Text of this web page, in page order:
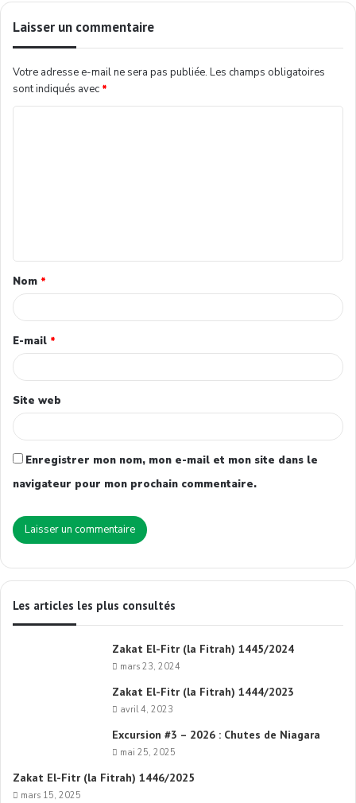
Laisser un commentaire
Votre adresse e-mail ne sera pas publiée. Les champs obligatoires
sont indiqués avec *
Nom *
E-mail *
Site web
Enregistrer mon nom, mon e-mail et mon site dans le
navigateur pour mon prochain commentaire.
Les articles les plus consultés
Zakat El-Fitr (la Fitrah) 1445/2024
mars 23, 2024
Zakat El-Fitr (la Fitrah) 1444/2023
avril 4, 2023
Excursion #3 – 2026 : Chutes de Niagara
mai 25, 2025
Zakat El-Fitr (la Fitrah) 1446/2025
mars 15, 2025